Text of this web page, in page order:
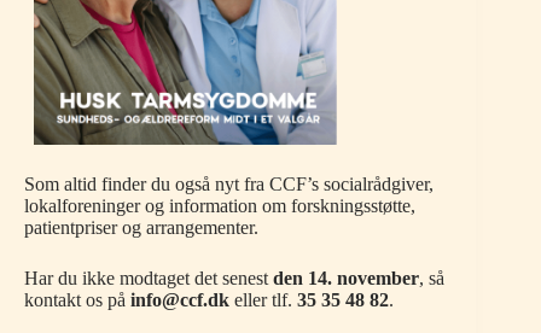
Som altid finder du også nyt fra CCF’s socialrådgiver,
lokalforeninger og information om forskningsstøtte,
patientpriser og arrangementer.
Har du ikke modtaget det senestden 14. november, så
kontakt os på info@ccf.dk eller tlf. 35 35 48 82.